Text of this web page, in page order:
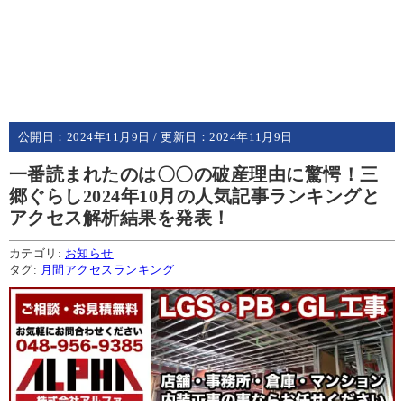
公開日： 2024年11月9日 / 更新日：2024年11月9日
一番読まれたのは〇〇の破産理由に驚愕！三
郷ぐらし2024年10月の人気記事ランキングと
アクセス解析結果を発表！
カテゴリ: お知らせ
タグ: 月間アクセスランキング